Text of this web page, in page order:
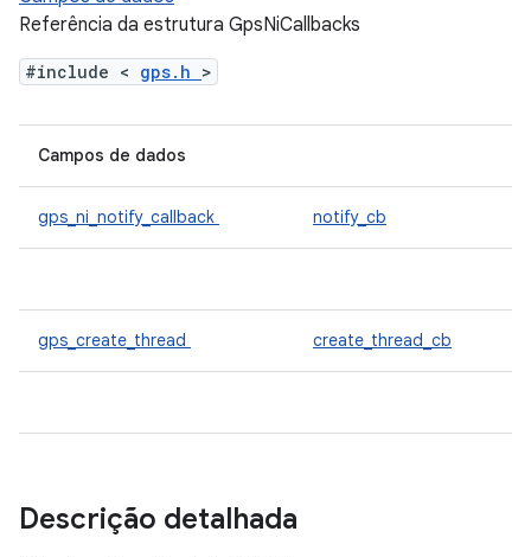
Referência da estrutura GpsNiCallbacks
#include < gps.h >
Campos de dados
gps_ni_notify_callback notify_cb
gps_create_thread create_thread_cb
Descrição detalhada